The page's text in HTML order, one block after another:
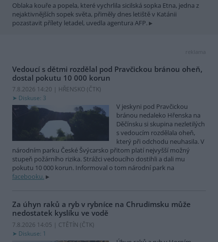
Oblaka kouře a popela, které vychrlila sicilská sopka Etna, jedna z
nejaktivnějších sopek světa, přiměly dnes letiště v Katánii
pozastavit přílety letadel, uvedla agentura AFP.
reklama
Vedoucí s dětmi rozdělal pod Pravčickou bránou oheň,
dostal pokutu 10 000 korun
7.8.2026 14:20 | HŘENSKO (ČTK)
Diskuse: 3
V jeskyni pod Pravčickou
bránou nedaleko Hřenska na
Děčínsku si skupina nezletilých
s vedoucím rozdělala oheň,
který při odchodu neuhasila. V
národním parku České Švýcarsko přitom platí nejvyšší možný
stupeň požárního rizika. Strážci vedoucího dostihli a dali mu
pokutu 10 000 korun. Informoval o tom národní park na
facebooku.
Za úhyn raků a ryb v rybníce na Chrudimsku může
nedostatek kyslíku ve vodě
7.8.2026 14:05 | CTĚTÍN (ČTK)
Diskuse: 1